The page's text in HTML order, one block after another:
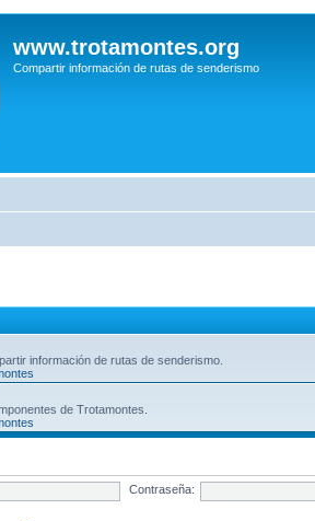
www.trotamontes.org
Compartir información de rutas de senderismo
información de rutas de senderismo.
de Trotamontes.
Contraseña: